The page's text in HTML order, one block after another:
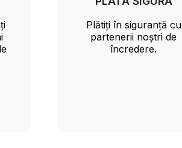
Plătiți în siguranță cu
partenerii noștri de
încredere.